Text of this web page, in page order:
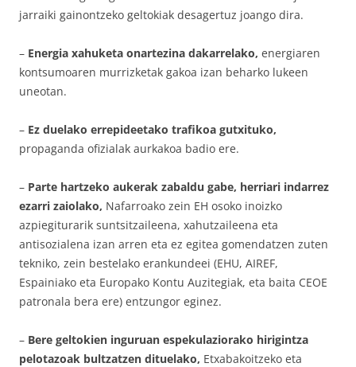
jarraiki gainontzeko geltokiak desagertuz joango dira.
– Energia xahuketa onartezina dakarrelako, energiaren
kontsumoaren murrizketak gakoa izan beharko lukeen
uneotan.
– Ez duelako errepideetako trafikoa gutxituko,
propaganda ofizialak aurkakoa badio ere.
– Parte hartzeko aukerak zabaldu gabe, herriari indarrez
ezarri zaiolako, Nafarroako zein EH osoko inoizko
azpiegiturarik suntsitzaileena, xahutzaileena eta
antisozialena izan arren eta ez egitea gomendatzen zuten
tekniko, zein bestelako erankundeei (EHU, AIREF,
Espainiako eta Europako Kontu Auzitegiak, eta baita CEOE
patronala bera ere) entzungor eginez.
– Bere geltokien inguruan espekulaziorako hirigintza
pelotazoak bultzatzen dituelako, Etxabakoitzeko eta